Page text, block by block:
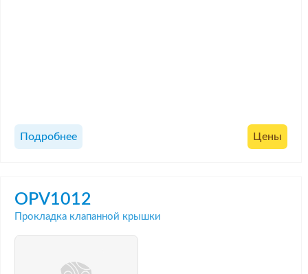
Подробнее Цены
OPV1012
Прокладка клапанной крышки